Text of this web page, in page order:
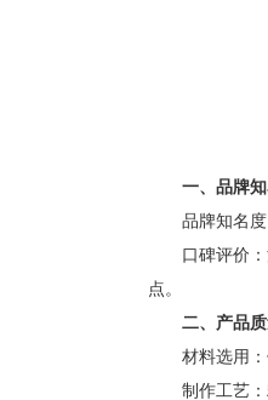
一、品牌知
品牌知名度：
口碑评价：消
点。
二、产品质
材料选用：优
制作工艺：精